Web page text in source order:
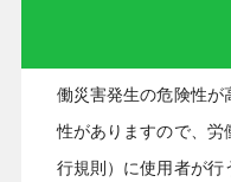
働災害発生の危険性が
性がありますので、労
行規則）に使用者が行